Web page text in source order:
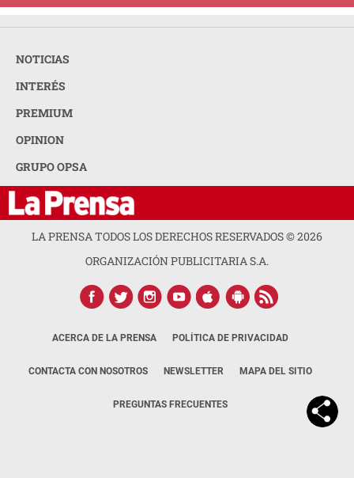
NOTICIAS
INTERÉS
PREMIUM
OPINION
GRUPO OPSA
LA PRENSA TODOS LOS DERECHOS RESERVADOS ©2026
ORGANIZACIÓN PUBLICITARIA S.A.
ACERCA DE LA PRENSA POLÍTICA DE PRIVACIDAD
CONTACTA CON NOSOTROS NEWSLETTER MAPA DEL SITIO
PREGUNTAS FRECUENTES